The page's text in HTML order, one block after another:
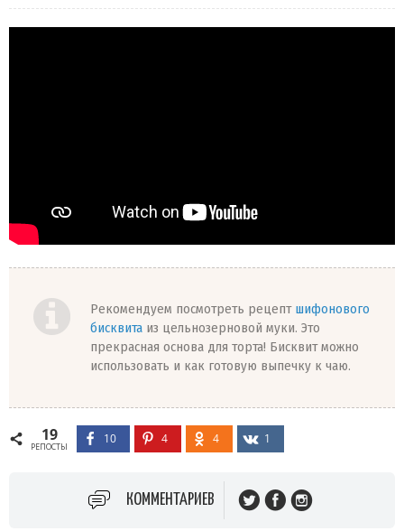
Рекомендуем посмотреть рецепт шифонового
бисквита из цельнозерновой муки. Это
прекрасная основа для торта! Бисквит можно
использовать и как готовую выпечку к чаю.
19
РЕПОСТЫ
10 4 4 1
КОММЕНТАРИЕВ